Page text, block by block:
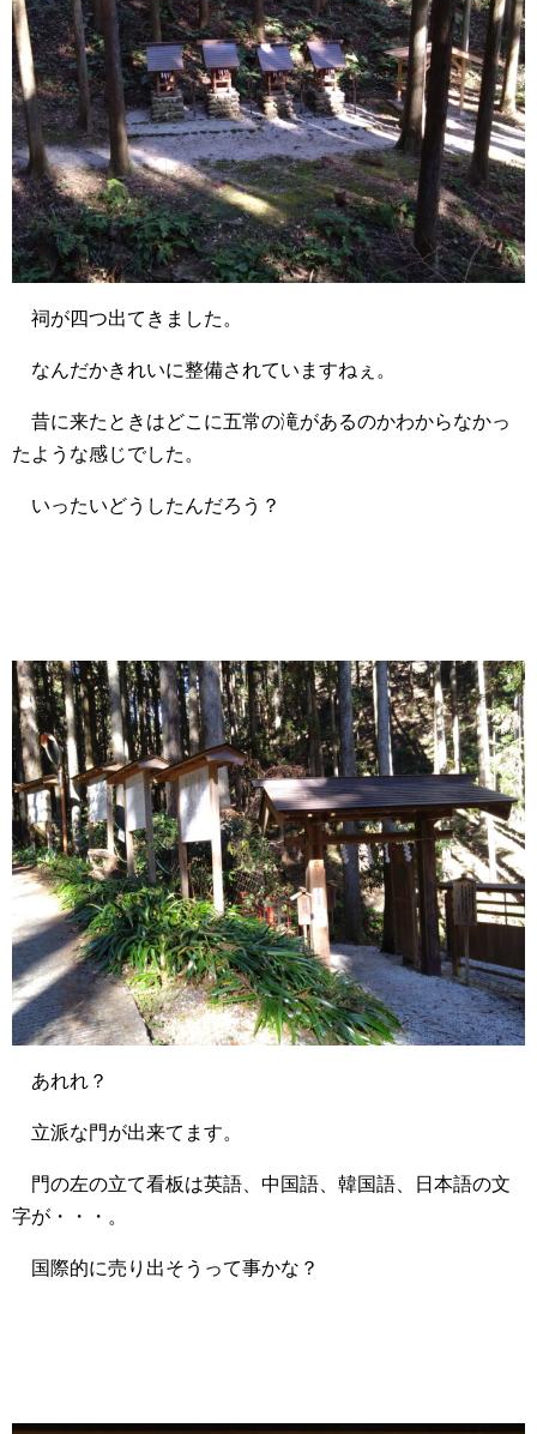
祠が四つ出てきました。
なんだかきれいに整備されていますねぇ。
昔に来たときはどこに五常の滝があるのかわからなかっ
たような感じでした。
いったいどうしたんだろう？
あれれ？
立派な門が出来てます。
門の左の立て看板は英語、中国語、韓国語、日本語の文
字が・・・。
国際的に売り出そうって事かな？